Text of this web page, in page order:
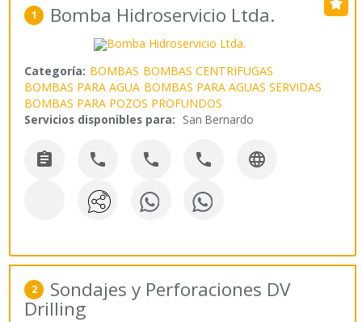
1 Bomba Hidroservicio Ltda.
Categoría: BOMBAS BOMBAS CENTRIFUGAS
BOMBAS PARA AGUA BOMBAS PARA AGUAS SERVIDAS
BOMBAS PARA POZOS PROFUNDOS
Servicios disponibles para: San Bernardo
    
2 Sondajes y Perforaciones DV
Drilling